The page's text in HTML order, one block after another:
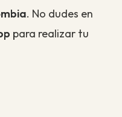
. No dudes en
para realizar tu